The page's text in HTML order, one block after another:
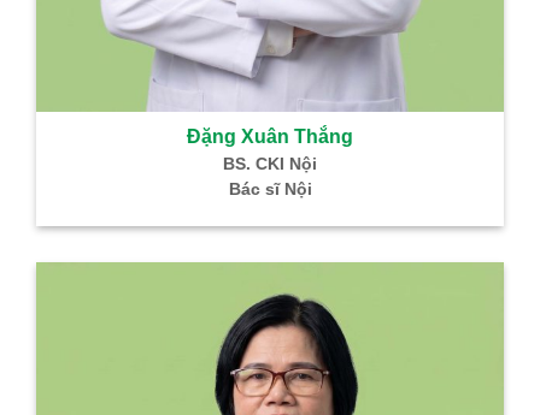
Đặng Xuân Thắng
BS. CKI Nội
Bác sĩ Nội